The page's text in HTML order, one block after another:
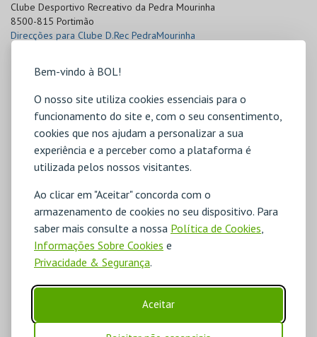
Bem-vindo à BOL!
O nosso site utiliza cookies essenciais para o
funcionamento do site e, com o seu consentimento,
cookies que nos ajudam a personalizar a sua
experiência e a perceber como a plataforma é
utilizada pelos nossos visitantes.
Ao clicar em "Aceitar" concorda com o
armazenamento de cookies no seu dispositivo. Para
saber mais consulte a nossa Política de Cookies
Informações Sobre Cookies e
Privacidade & Segurança.
Aceitar
Clube Desportivo Recreativo da Pedra Mourinha
8500-815 Portimão
Direcções para Clube D.Rec PedraMourinha